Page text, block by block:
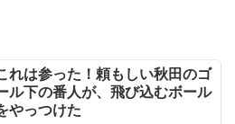
れは参った！頼もしい秋田のゴ
ル下の番人が、飛び込むボール
やっつけた